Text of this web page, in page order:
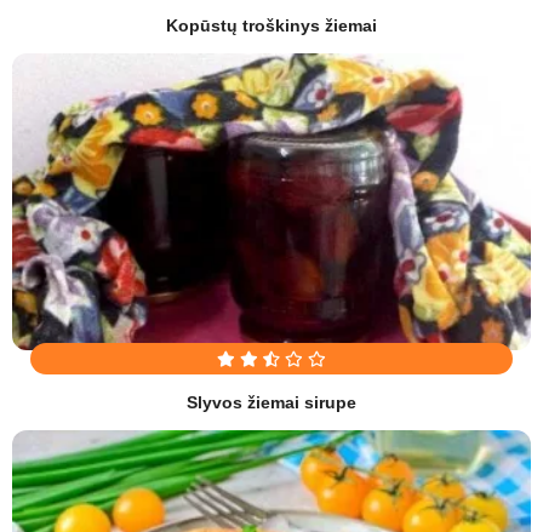
Kopūstų troškinys žiemai
Slyvos žiemai sirupe